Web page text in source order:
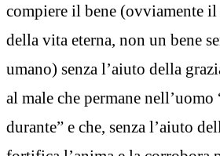
compiere il bene (ovviamente
della vita eterna, non un bene
umano) senza l’aiuto della
al male che permane nell’uomo
durante” e che, senza l’aiuto